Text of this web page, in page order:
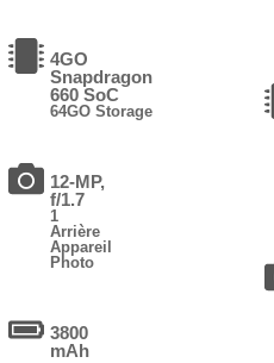
4GO
Snapdragon
660 SoC
64GO Storage
12-MP,
f/1.7
1
Arrière
Appareil
Photo
3800
mAh